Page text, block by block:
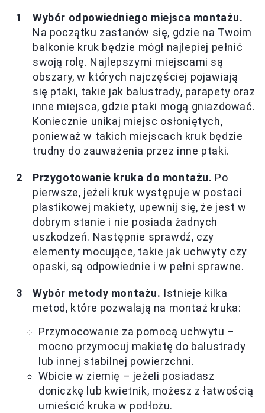
Wybór odpowiedniego miejsca montażu.
Na początku zastanów się, gdzie na Twoim
balkonie kruk będzie mógł najlepiej pełnić
swoją rolę. Najlepszymi miejscami są
obszary, w których najczęściej pojawiają
się ptaki, takie jak balustrady, parapety oraz
inne miejsca, gdzie ptaki mogą gniazdować.
Koniecznie unikaj miejsc osłoniętych,
ponieważ w takich miejscach kruk będzie
trudny do zauważenia przez inne ptaki.
Przygotowanie kruka do montażu. Po
pierwsze, jeżeli kruk występuje w postaci
plastikowej makiety, upewnij się, że jest w
dobrym stanie i nie posiada żadnych
uszkodzeń. Następnie sprawdź, czy
elementy mocujące, takie jak uchwyty czy
opaski, są odpowiednie i w pełni sprawne.
Wybór metody montażu. Istnieje kilka
metod, które pozwalają na montaż kruka:
Przymocowanie za pomocą uchwytu –
mocno przymocuj makietę do balustrady
lub innej stabilnej powierzchni.
Wbicie w ziemię – jeżeli posiadasz
doniczkę lub kwietnik, możesz z łatwością
umieścić kruka w podłożu.